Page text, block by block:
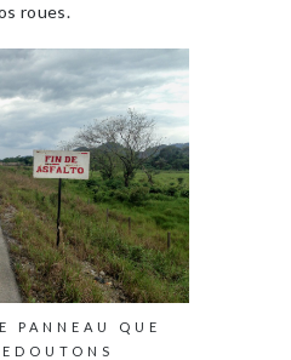
roues.
PANNEAU QUE